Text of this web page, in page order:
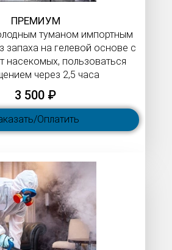
ПРЕМИУМ
туманом импортным
запаха на гелевой основе с
насекомых, пользоваться
через 2,5 часа
3 500 ₽
Оплатить